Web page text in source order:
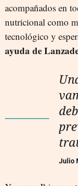
acompañados en
nutricional como
tecnológico y
ayuda de
Julio